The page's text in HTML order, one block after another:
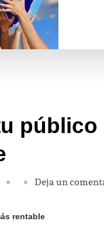
público
Deja un
rentable